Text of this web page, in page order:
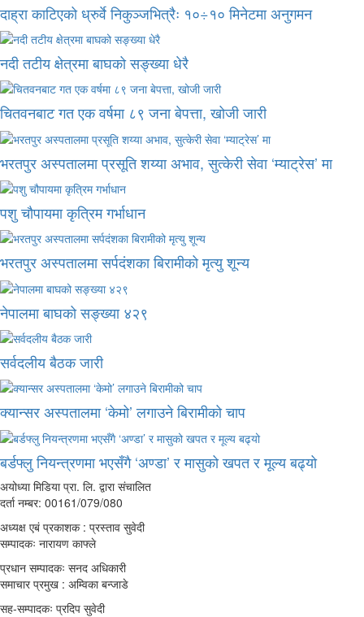
दाह्रा काटिएको ध्रुर्वे निकुञ्जभित्रैः १०÷१० मिनेटमा अनुगमन
नदी तटीय क्षेत्रमा बाघको सङ्ख्या धेरै
चितवनबाट गत एक वर्षमा ८९ जना बेपत्ता, खोजी जारी
भरतपुर अस्पतालमा प्रसूति शय्या अभाव, सुत्केरी सेवा ‘म्याट्रेस’ मा
पशु चौपायमा कृत्रिम गर्भाधान
भरतपुर अस्पतालमा सर्पदंशका बिरामीको मृत्यु शून्य
नेपालमा बाघको सङ्ख्या ४२९
सर्वदलीय बैठक जारी
क्यान्सर अस्पतालमा ‘केमो’ लगाउने बिरामीको चाप
बर्डफ्लु नियन्त्रणमा भएसँगै ‘अण्डा’ र मासुको खपत र मूल्य बढ्यो
अयोध्या मिडिया प्रा. लि. द्वारा संचालित
दर्ता नम्बर: 00161/079/080
अध्यक्ष एबं प्रकाशक : प्रस्ताव सुवेदी
सम्पादकः नारायण काफ्ले
प्रधान सम्पादकः सनद अधिकारी
समाचार प्रमुख : अम्विका बन्जाडे
सह-सम्पादकः प्रदिप सुवेदी